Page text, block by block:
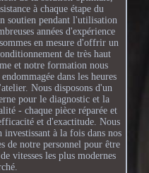
à chaque étape du
soutien pendant l'utilisation
années d'expérience
en mesure d'offrir un
de très haut
et notre formation nous
dans les heures
Nous disposons d'un
pour le diagnostic et la
- chaque pièce réparée et
et d'exactitude. Nous
investissant à la fois dans nos
de notre personnel pour être
vitesses les plus modernes